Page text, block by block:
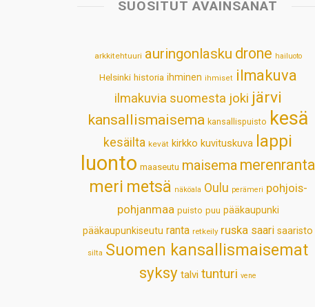
SUOSITUT AVAINSANAT
arkkitehtuuri auringonlasku drone hailuoto
Helsinki historia ihminen ihmiset ilmakuva
ilmakuvia suomesta joki järvi
kansallismaisema kansallispuisto kesä
kesäilta kevät kirkko kuvituskuva lappi
luonto maaseutu maisema merenranta
meri metsä näköala Oulu perämeri pohjois-
pohjanmaa puisto puu pääkaupunki
pääkaupunkiseutu ranta retkeily ruska saari saaristo
silta Suomen kansallismaisemat
syksy talvi tunturi vene